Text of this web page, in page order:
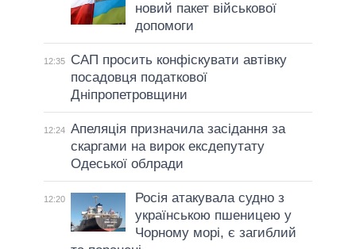
новий пакет військової
допомоги
12:35
САП просить конфіскувати автівку
посадовця податкової
Дніпропетровщини
12:24 Апеляція призначила засідання за
скаргами на вирок ексдепутату
Одеської облради
12:20
Росія атакувала судно з
українською пшеницею у
Чорному морі, є загиблий